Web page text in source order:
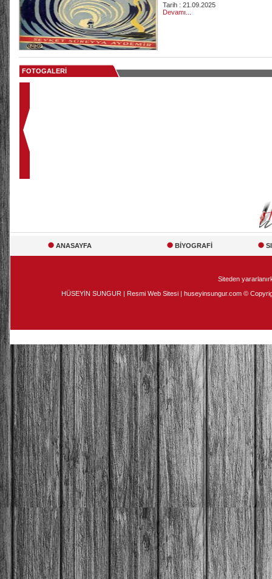
Tarih : 21.09.2025
Devamı...
FOTOGALERİ
ANASAYFA BİYOGRAFİ
Siteden
HÜSEYİN SUNGUR | Resmi Web Sitesi | huseyinsungur.com ©